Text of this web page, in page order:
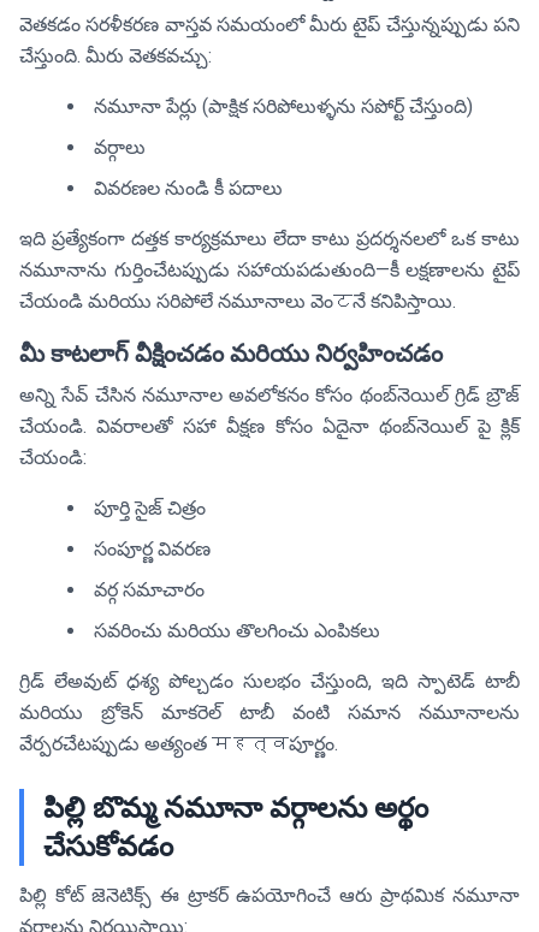
వెతకడం సరళీకరణ వాస్తవ సమయంలో మీరు టైప్ చేస్తున్నప్పుడు పని
చేస్తుంది. మీరు వెతకవచ్చు:
నమూనా పేర్లు (పాక్షిక సరిపోలుళ్ళను సపోర్ట్ చేస్తుంది)
వర్గాలు
వివరణల నుండి కీ పదాలు
ఇది ప్రత్యేకంగా దత్తక కార్యక్రమాలు లేదా కాటు ప్రదర్శనలలో ఒక కాటు
నమూనాను గుర్తించేటప్పుడు సహాయపడుతుంది—కీ లక్షణాలను టైప్
చేయండి మరియు సరిపోలే నమూనాలు వెంटనే కనిపిస్తాయి.
మీ కాటలాగ్ వీక్షించడం మరియు నిర్వహించడం
అన్ని సేవ్ చేసిన నమూనాల అవలోకనం కోసం థంబ్‌నెయిల్ గ్రిడ్ బ్రౌజ్
చేయండి. వివరాలతో సహా వీక్షణ కోసం ఏదైనా థంబ్‌నెయిల్ పై క్లిక్
చేయండి:
పూర్తి సైజ్ చిత్రం
సంపూర్ణ వివరణ
వర్గ సమాచారం
సవరించు మరియు తొలగించు ఎంపికలు
గ్రిడ్ లేఅవుట్ దृశ్య పోల్చడం సులభం చేస్తుంది, ఇది స్పాటెడ్ టాబీ
మరియు బ్రోకెన్ మాకరెల్ టాబీ వంటి సమాన నమూనాలను
వేర్పరచేటప్పుడు అత్యంత महत्वపూర్ణం.
పిల్లి బొమ్మ నమూనా వర్గాలను అర్థం
చేసుకోవడం
పిల్లి కోట్ జెనెటిక్స్ ఈ ట్రాకర్ ఉపయోగించే ఆరు ప్రాథమిక నమూనా
వర్గాలను నిర్ణయిస్తాయి: